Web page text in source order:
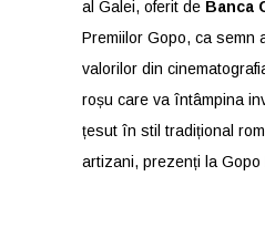
al Galei, oferit de Banca
Premiilor Gopo, ca semn
valorilor din
roșu care va întâmpina
țesut în stil tradițional
artizani, prezenți la Gopo